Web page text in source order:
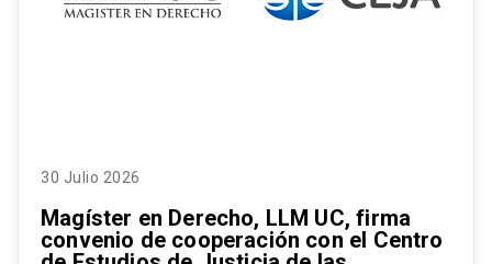
30 Julio 2026
Magíster en Derecho, LLM UC, firma
convenio de cooperación con el Centro